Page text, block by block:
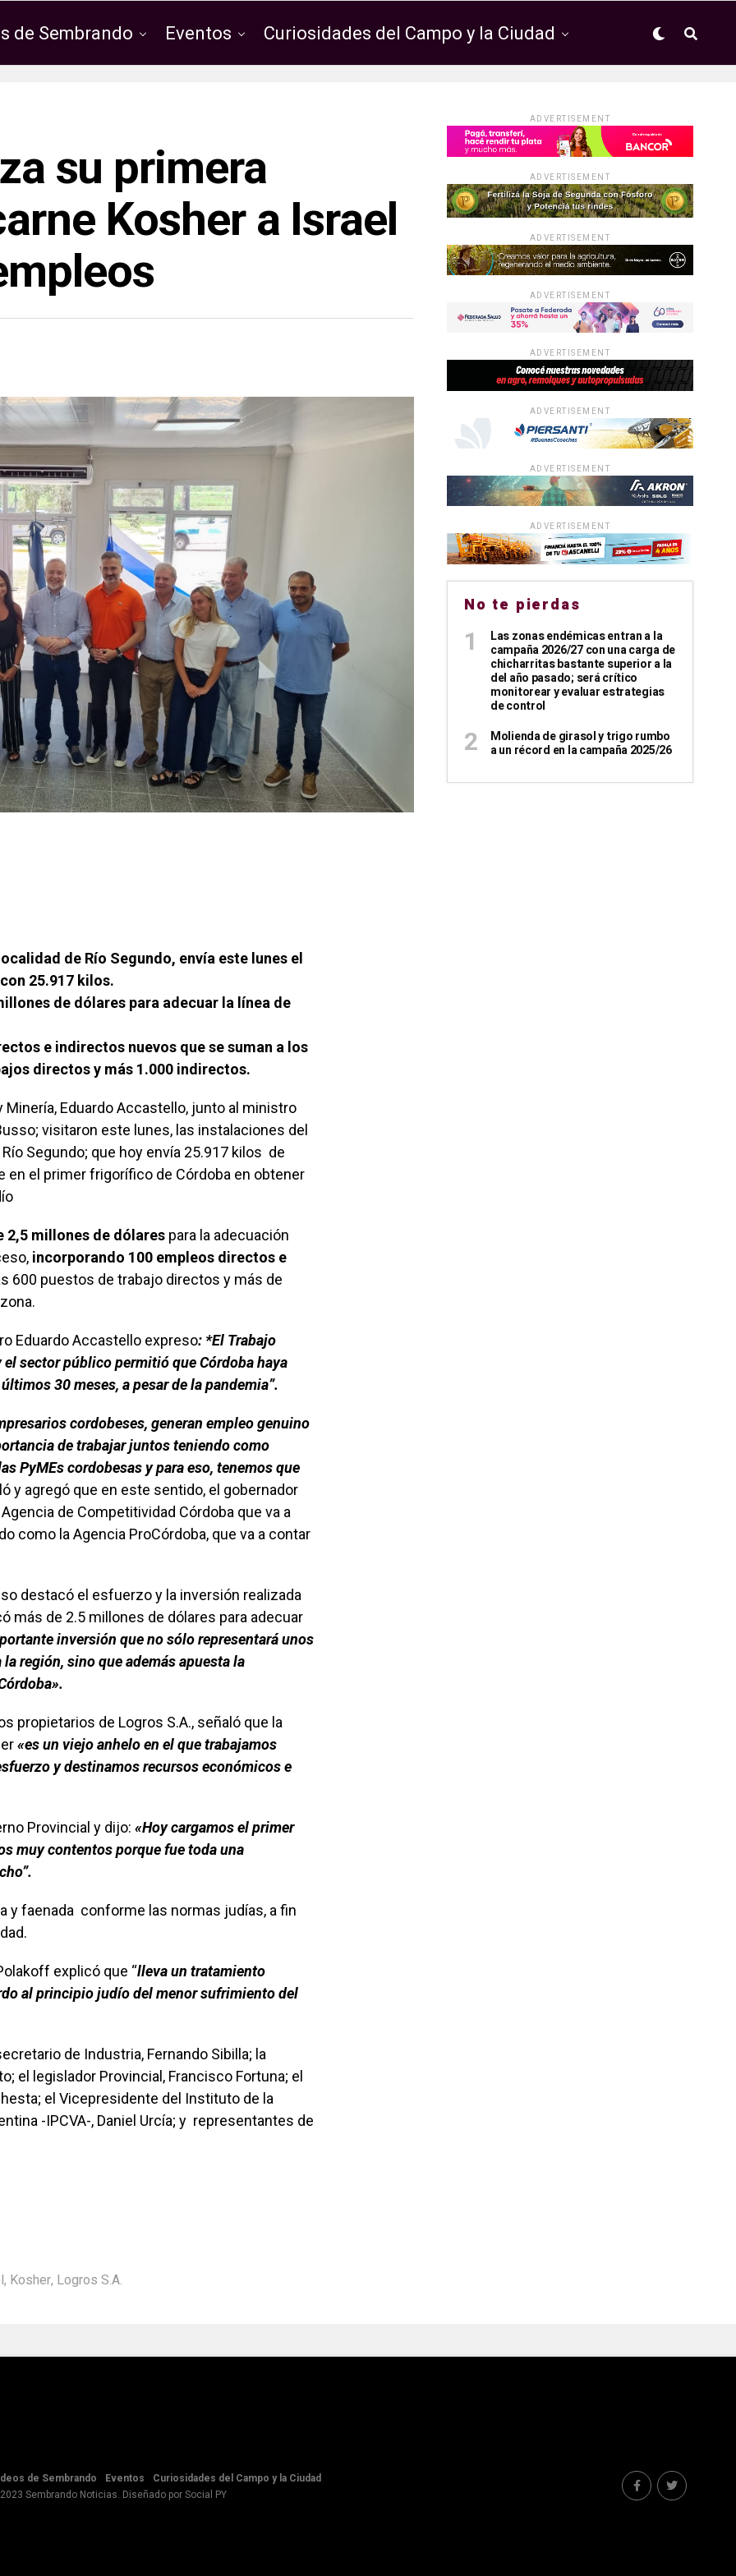
de Sembrando Eventos Curiosidades del Campo y la Ciudad
su primera
Kosher a Israel
de Río Segundo, envía este lunes el
25.917 kilos.
de dólares para adecuar la línea de
e indirectos nuevos que se suman a los
directos y más 1.000 indirectos.
Eduardo Accastello, junto al ministro
visitaron este lunes, las instalaciones del
Segundo; que hoy envía 25.917 kilos de
en el primer frigorífico de Córdoba en obtener
2,5 millones de dólares para la adecuación
incorporando 100 empleos directos e
600 puestos de trabajo directos y más de
Eduardo Accastello expreso: *El Trabajo
sector público permitió que Córdoba haya
30 meses, a pesar de la pandemia”.
cordobeses, generan empleo genuino
de trabajar juntos teniendo como
PyMEs cordobesas y para eso, tenemos que
y agregó que en este sentido, el gobernador
de Competitividad Córdoba que va a
como la Agencia ProCórdoba, que va a contar
destacó el esfuerzo y la inversión realizada
más de 2.5 millones de dólares para adecuar
inversión que no sólo representará unos
región, sino que además apuesta la
propietarios de Logros S.A., señaló que la
«es un viejo anhelo en el que trabajamos
y destinamos recursos económicos e
Provincial y dijo: «Hoy cargamos el primer
muy contentos porque fue toda una
y faenada conforme las normas judías, a fin
explicó que “lleva un tratamiento
al principio judío del menor sufrimiento del
de Industria, Fernando Sibilla; la
el legislador Provincial, Francisco Fortuna; el
el Vicepresidente del Instituto de la
-IPCVA-, Daniel Urcía; y representantes de
, Kosher, Logros S.A.
ADVERTISEMENT
ADVERTISEMENT
ADVERTISEMENT
ADVERTISEMENT
ADVERTISEMENT
ADVERTISEMENT
ADVERTISEMENT
ADVERTISEMENT
No te pierdas
Las zonas endémicas entran a la
campaña 2026/27 con una carga de
chicharritas bastante superior a la
del año pasado; será crítico
monitorear y evaluar estrategias
de control
Molienda de girasol y trigo rumbo
a un récord en la campaña 2025/26
de Sembrando Eventos
Curiosidades del Campo y la Ciudad
Sembrando Noticias. Diseñado por Social PY